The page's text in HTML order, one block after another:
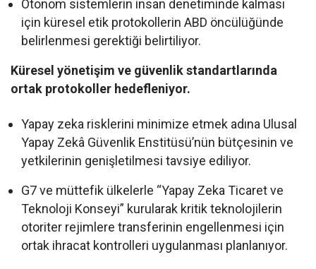
Otonom sistemlerin insan denetiminde kalması
için küresel etik protokollerin ABD öncülüğünde
belirlenmesi gerektiği belirtiliyor.
Küresel yönetişim ve güvenlik standartlarında
ortak protokoller hedefleniyor.
Yapay zeka risklerini minimize etmek adına Ulusal
Yapay Zekâ Güvenlik Enstitüsü’nün bütçesinin ve
yetkilerinin genişletilmesi tavsiye ediliyor.
G7 ve müttefik ülkelerle “Yapay Zeka Ticaret ve
Teknoloji Konseyi” kurularak kritik teknolojilerin
otoriter rejimlere transferinin engellenmesi için
ortak ihracat kontrolleri uygulanması planlanıyor.